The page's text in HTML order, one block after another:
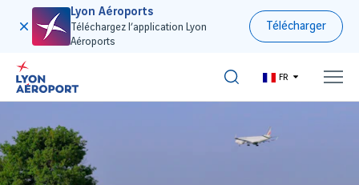
Lyon Aéroports
Téléchargez l’application Lyon
Aéroports
Télécharger
FR